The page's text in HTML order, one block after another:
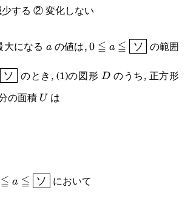
する ② 変化しない
大になる a の値は,
0\leqq
0 ≦ a ≦ ソ の範囲
ソ}}
ソ のとき, (1)の図形 D
D のうち, 正方形
の面積 U
U は
}}}+\cfrac{a^2}
≦ a ≦ ソ において